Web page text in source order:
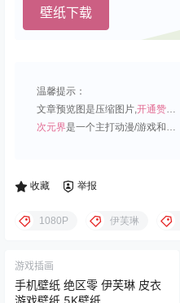
壁纸下载
温馨提示：
文章预览图是压缩图片,开通赞助会员
次元界是一个主打动漫/游戏和虚拟偶像角色的插画壁纸平台;
收藏 举报
1080P 伊芙琳
游戏插画
手机壁纸 绝区零 伊芙琳 皮衣